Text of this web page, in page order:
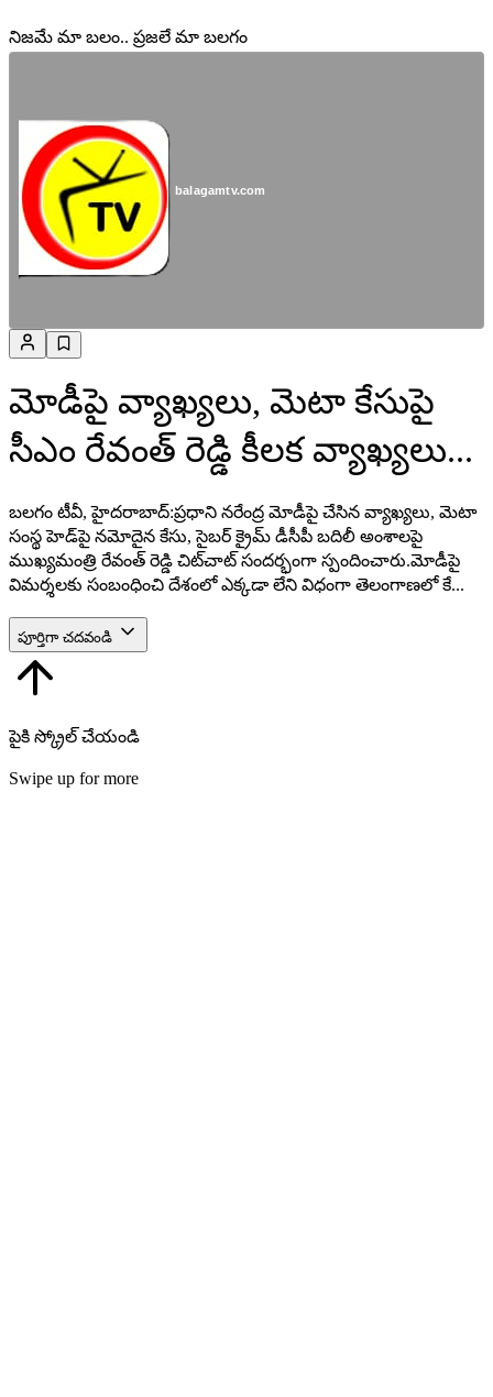
నిజమే మా బలం.. ప్రజలే మా బలగం
balagamtv.com
మోడీపై వ్యాఖ్యలు, మెటా కేసుపై
సీఎం రేవంత్ రెడ్డి కీలక వ్యాఖ్యలు...
బలగం టీవీ, హైదరాబాద్:ప్రధాని నరేంద్ర మోడీపై చేసిన వ్యాఖ్యలు, మెటా
సంస్థ హెడ్‌పై నమోదైన కేసు, సైబర్ క్రైమ్ డీసీపీ బదిలీ అంశాలపై
ముఖ్యమంత్రి రేవంత్ రెడ్డి చిట్‌చాట్ సందర్భంగా స్పందించారు.మోడీపై
విమర్శలకు సంబంధించి దేశంలో ఎక్కడా లేని విధంగా తెలంగాణలో కే...
పూర్తిగా చదవండి
పైకి స్క్రోల్ చేయండి
Swipe up for more